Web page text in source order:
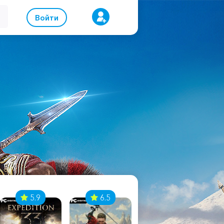
Войти
5.9 6.5 8.1